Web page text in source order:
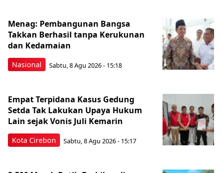
Nasional
Menag: Pembangunan Bangsa
Takkan Berhasil tanpa Kerukunan
dan Kedamaian
Sabtu, 8 Agu 2026 - 15:18
Kota Cirebon
Empat Terpidana Kasus Gedung
Setda Tak Lakukan Upaya Hukum
Lain sejak Vonis Juli Kemarin
Sabtu, 8 Agu 2026 - 15:17